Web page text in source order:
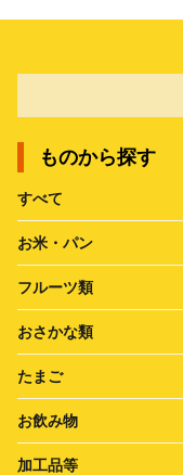
ものから探す
すべて
お米・パン
フルーツ類
おさかな類
たまご
お飲み物
加工品等